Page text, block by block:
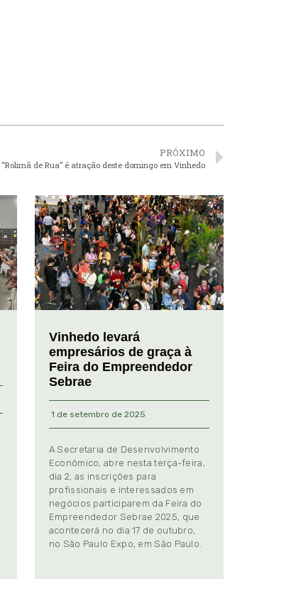
PRÓXIMO
“Rolimã de Rua” é atração deste domingo em Vinhedo
Vinhedo levará
empresários de graça à
Feira do Empreendedor
Sebrae
1 de setembro de 2025
A Secretaria de Desenvolvimento
Econômico, abre nesta terça-feira,
dia 2, as inscrições para
profissionais e interessados em
negócios participarem da Feira do
Empreendedor Sebrae 2025, que
acontecerá no dia 17 de outubro,
no São Paulo Expo, em São Paulo.